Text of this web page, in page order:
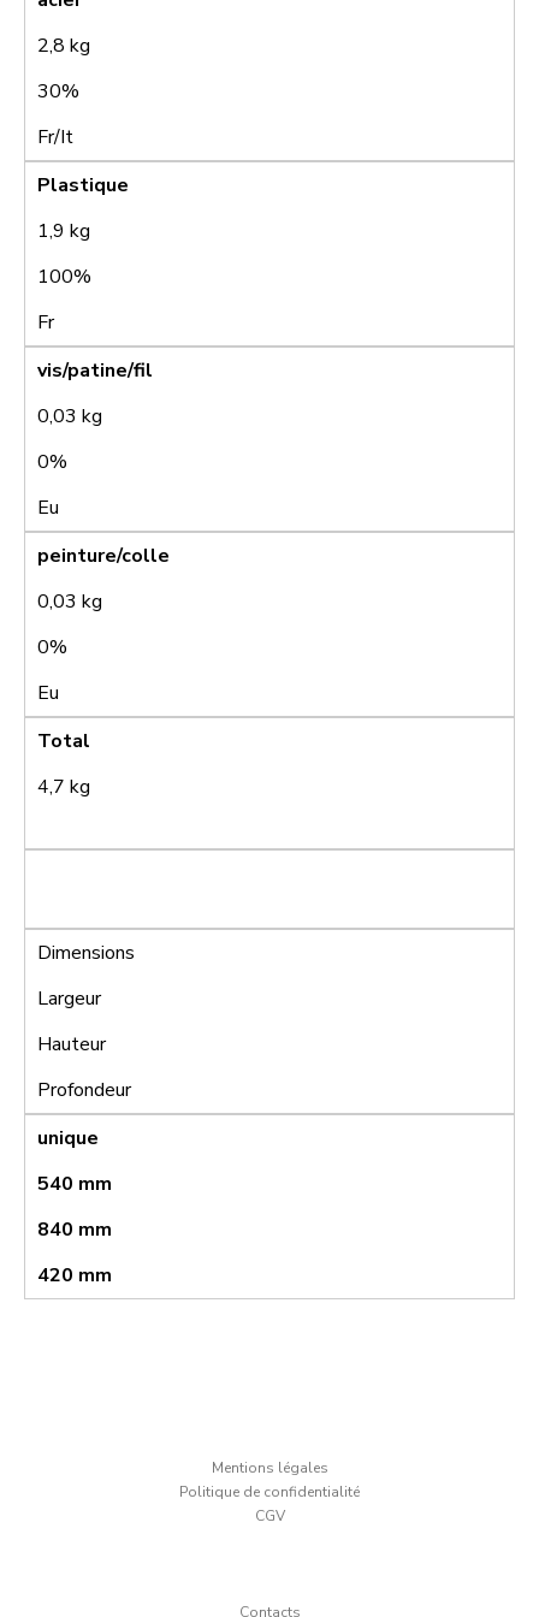
2,8 kg
30%
Fr/It
Plastique
1,9 kg
100%
Fr
vis/patine/fil
0,03 kg
0%
Eu
peinture/colle
0,03 kg
0%
Eu
Total
4,7 kg
Dimensions
Largeur
Hauteur
Profondeur
unique
540 mm
840 mm
420 mm
Mentions légales
Politique de confidentialité
CGV
Contacts